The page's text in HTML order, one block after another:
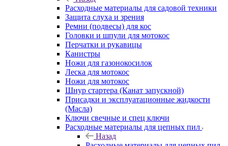
Расходные материалы для садовой техники
Защита слуха и зрения
Ремни (подвесы) для кос
Головки и шпули для мотокос
Перчатки и рукавицы
Канистры
Ножи для газонокосилок
Леска для мотокос
Ножи для мотокос
Шнур стартера (Канат запускной)
Присадки и эксплуатационные жидкости
(Масла)
Ключи свечные и спец ключи
Расходные материалы для цепных пил
Назад